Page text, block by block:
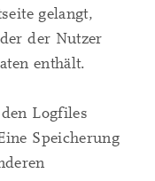
gelangt,
der Nutzer
enthält.
Logfiles
Speicherung